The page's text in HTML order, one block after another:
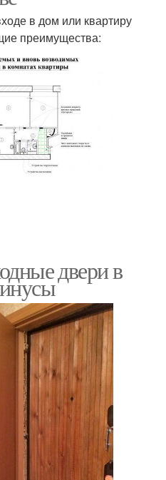
в дом или квартиру
преимущества:
двери в